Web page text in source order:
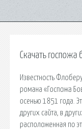
Скачать госпожа
Известность
романа «Госпожа
осенью 1851 года.
других сайта, в
расположенная по